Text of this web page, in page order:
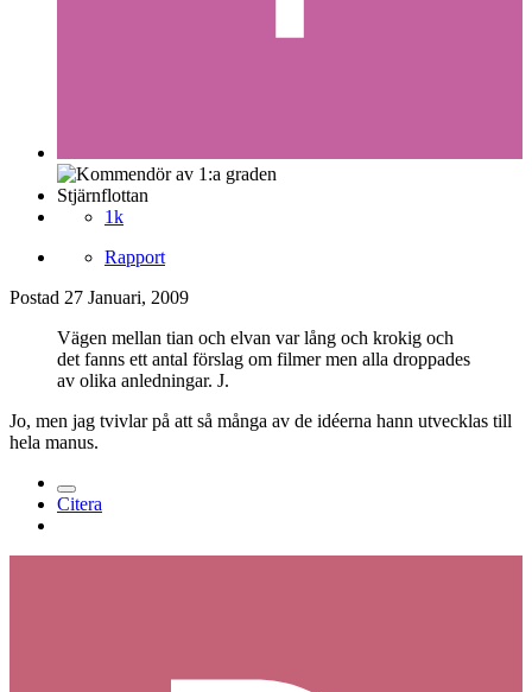
Stjärnflottan
1k
Rapport
Postad 27 Januari, 2009
Vägen mellan tian och elvan var lång och krokig och
det fanns ett antal förslag om filmer men alla droppades
av olika anledningar. J.
Jo, men jag tvivlar på att så många av de idéerna hann utvecklas till
hela manus.
Citera